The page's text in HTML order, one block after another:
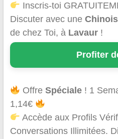
Inscris-toi
Discuter avec une
de chez Toi, à Lavaur!
Profiter
OffreSpéciale ! 1
1,14€
Accède aux Profils
Conversations Illimitées.